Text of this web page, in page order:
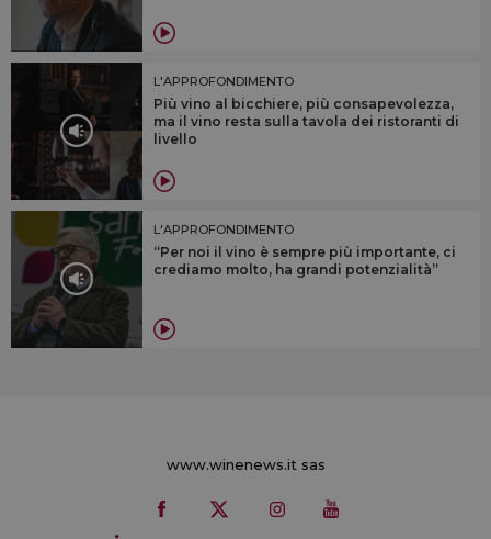
L'APPROFONDIMENTO
Più vino al bicchiere, più consapevolezza,
ma il vino resta sulla tavola dei ristoranti di
livello
L'APPROFONDIMENTO
“Per noi il vino è sempre più importante, ci
crediamo molto, ha grandi potenzialità”
www.winenews.it sas